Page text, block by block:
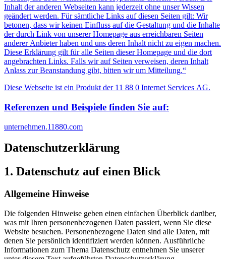
Inhalt der anderen Webseiten kann jederzeit ohne unser Wissen
geändert werden. Für sämtliche Links auf diesen Seiten gilt: Wir
betonen, dass wir keinen Einfluss auf die Gestaltung und die Inhalte
der durch Link von unserer Homepage aus erreichbaren Seiten
anderer Anbieter haben und uns deren Inhalt nicht zu eigen machen.
Diese Erklärung gilt für alle Seiten dieser Homepage und die dort
angebrachten Links. Falls wir auf Seiten verweisen, deren Inhalt
Anlass zur Beanstandung gibt, bitten wir um Mitteilung.“
Diese Webseite ist ein Produkt der 11 88 0 Internet Services AG.
Referenzen und Beispiele finden Sie auf:​
unternehmen.11880.com
Datenschutz­erklärung
1. Datenschutz auf einen Blick
Allgemeine Hinweise
Die folgenden Hinweise geben einen einfachen Überblick darüber,
was mit Ihren personenbezogenen Daten passiert, wenn Sie diese
Website besuchen. Personenbezogene Daten sind alle Daten, mit
denen Sie persönlich identifiziert werden können. Ausführliche
Informationen zum Thema Datenschutz entnehmen Sie unserer